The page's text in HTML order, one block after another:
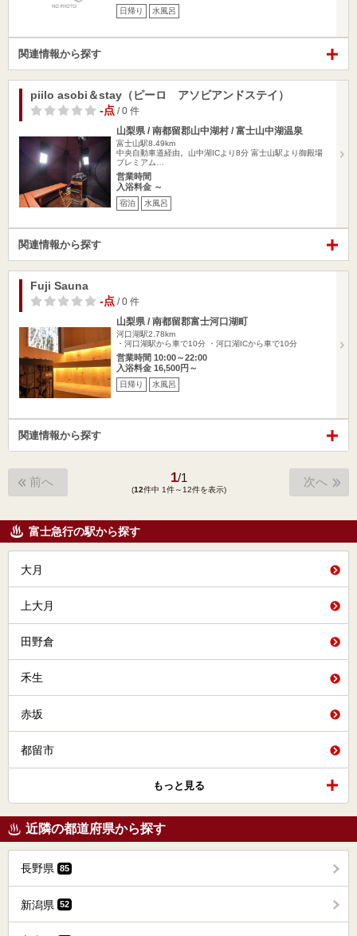
日帰り 水風呂
関連情報から探す
piilo asobi＆stay（ピーロ アソビアンドステイ）
-点 / 0 件
山梨県 / 南都留郡山中湖村 / 富士山中湖温泉
富士山駅8.49km
中央自動車道経由。山中湖ICより8分 富士山駅より御殿場
プレミアム…
営業時間
入浴料金 ～
宿泊 水風呂
関連情報から探す
Fuji Sauna
-点 / 0 件
山梨県 / 南都留郡富士河口湖町
河口湖駅2.78km
・河口湖駅から車で10分 ・河口湖ICから車で10分
営業時間 10:00～22:00
入浴料金 16,500円～
日帰り 水風呂
関連情報から探す
前へ 1/1
(12件中 1件～12件を表示)
次へ
富士急行の駅から探す
大月
上大月
田野倉
禾生
赤坂
都留市
もっと見る
近隣の都道府県から探す
長野県 85
新潟県 52